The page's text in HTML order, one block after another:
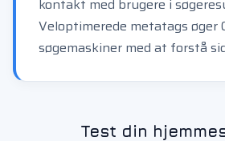
kontakt med brugere i
Veloptimerede metatags øger
søgemaskiner med at forstå
Test din